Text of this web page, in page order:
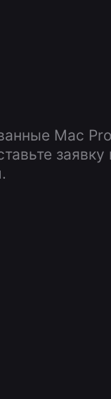
Mac
заявку